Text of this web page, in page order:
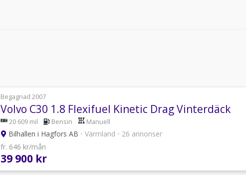
Begagnad 2007
Volvo C30 1.8 Flexifuel Kinetic Drag Vinterdäck
20 609 mil Bensin Manuell
Bilhallen i Hagfors AB • Värmland • 26 annonser
fr. 646 kr/mån
39 900 kr